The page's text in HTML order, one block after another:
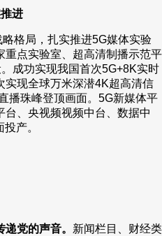
进
格局，扎实推进5G媒体实验
重点实验室、超高清制播示范平
成功实现我国首次5G+8K实时
实现全球万米深潜4K超高清信
播珠峰登顶画面。5G新媒体平
、央视频视频中台、数据中
产。
党的声音。 新闻栏目、财经类